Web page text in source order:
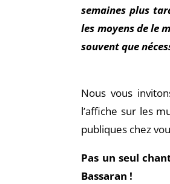
semaines plus
les moyens de le
souvent que
Nous vous
l’affiche sur les
publiques chez
Pas un seul
Bassaran !